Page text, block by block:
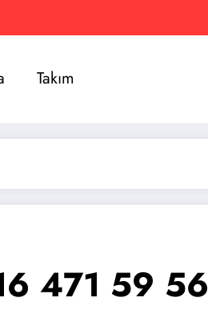
Takım
471 59 56